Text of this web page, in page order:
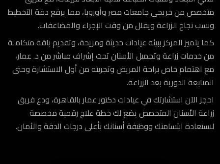
متخصص من خريجي جامعات مصر وأوروبا، مما يرفع دقة التخطيط
ونسب نجاح الزراعة ويقلل من وقت الإجراء والمضاعفات.
كما يتميز المركز ببيئة عيادات حديثة ومريحة، وتقديم باقة متكاملة
من خدمات زراعة وتجميل الأسنان تحت إشراف مباشر من د. عمار،
مع اهتمام خاص براحة المريض وتجربته من أول الاستشارة وحتى
المتابعة الدورية بعد الزراعة.
احجز الآن استشارتك في عيادات دكتور عمار بالقاهرة، ودع فريق
زراعة الأسنان المتخصص يضع لك خطة علاج رقمية مخصصة
لاستعادة ابتسامتك ووظيفة أسنانك بأعلى درجات الدقة والأمان.